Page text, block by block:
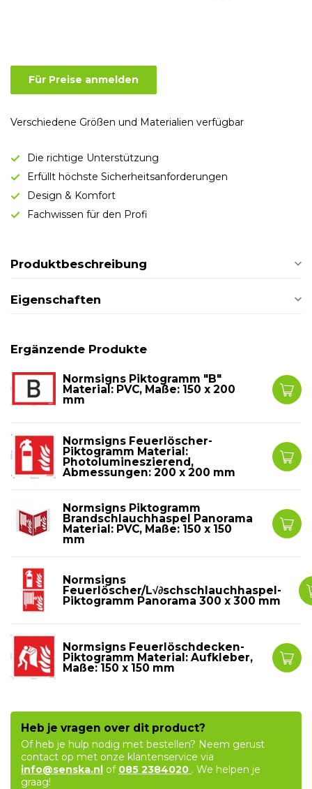
Für Preise anmelden
Verschiedene Größen und Materialien verfügbar
Die richtige Unterstützung
Erfüllt höchste Sicherheitsanforderungen
Design & Komfort
Fachwissen für den Profi
Produktbeschreibung
Eigenschaften
Ergänzende Produkte
Normsigns Piktogramm "B"
Material: PVC, Maße: 150 x 200
mm
Normsigns Feuerlöscher-
Piktogramm Material:
Photolumineszierend,
Abmessungen: 200 x 200 mm
Normsigns Piktogramm
Brandschlauchhaspel Panorama
Material: PVC, Maße: 150 x 150
mm
Normsigns
Feuerlöscher/L√∂schschlauchhaspel-
Piktogramm Panorama 300 x 300 mm
Normsigns Feuerlöschdecken-
Piktogramm Material: Aufkleber,
Maße: 150 x 150 mm
Heb je vragen over dit product?
Of heb je hulp nodig met bestellen? Neem gerust
contact op met onze klantenservice via
info@senska.nl of 085 2384020 . We helpen je
graag!